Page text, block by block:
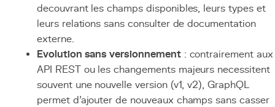
decouvrant les champs disponibles, leurs types et
leurs relations sans consulter de documentation
externe.
Evolution sans versionnement: contrairement aux
API REST ou les changements majeurs necessitent
souvent une nouvelle version (v1, v2), GraphQL
permet d'ajouter de nouveaux champs sans casser